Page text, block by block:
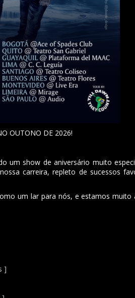
OUTONO DE 2026!
um show de aniversário muito
carreira, repleto de sucessos
um lar para nós, e estamos muito
]